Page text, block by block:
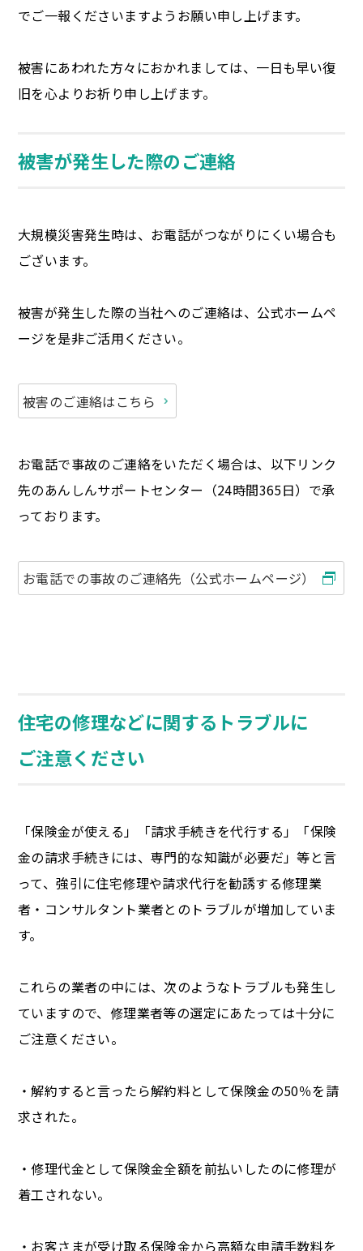
でご一報くださいますようお願い申し上げます。
被害にあわれた方々におかれましては、一日も早い復
旧を心よりお祈り申し上げます。
被害が発生した際のご連絡
大規模災害発生時は、お電話がつながりにくい場合も
ございます。
被害が発生した際の当社へのご連絡は、公式ホームペ
ージを是非ご活用ください。
被害のご連絡はこちら
お電話で事故のご連絡をいただく場合は、以下リンク
先のあんしんサポートセンター（24時間365日）で承
っております。
お電話での事故のご連絡先（公式ホームページ）
住宅の修理などに関するトラブルに
ご注意ください
「保険金が使える」「請求手続きを代行する」「保険
金の請求手続きには、専門的な知識が必要だ」等と言
って、強引に住宅修理や請求代行を勧誘する修理業
者・コンサルタント業者とのトラブルが増加していま
す。
これらの業者の中には、次のようなトラブルも発生し
ていますので、修理業者等の選定にあたっては十分に
ご注意ください。
・解約すると言ったら解約料として保険金の50％を請
求された。
・修理代金として保険金全額を前払いしたのに修理が
着工されない。
・お客さまが受け取る保険金から高額な申請手数料を